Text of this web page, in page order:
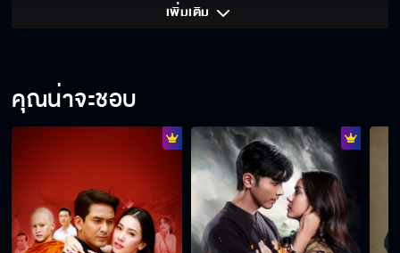
เพิ่มเติม
คุณน่าจะชอบ